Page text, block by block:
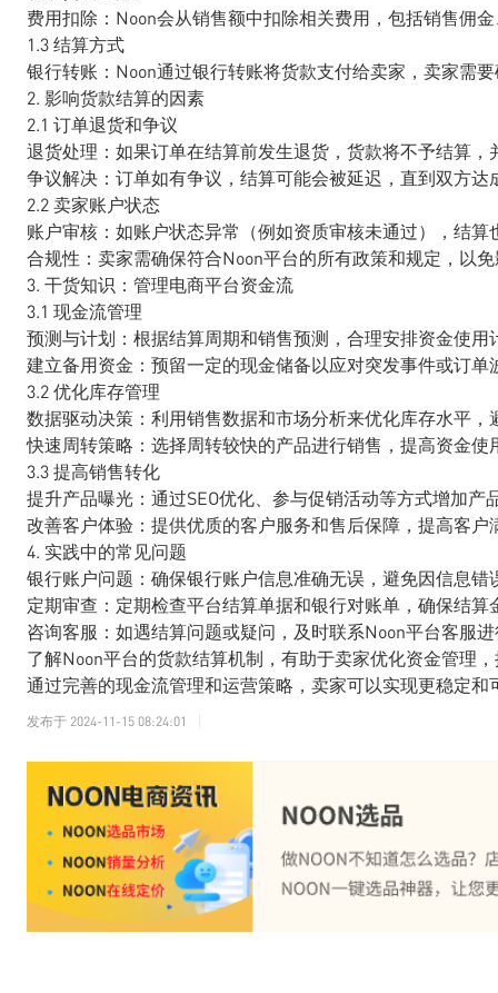
费用扣除：Noon会从销售额中扣除相关费用，包括销售佣
1.3 结算方式
银行转账：Noon通过银行转账将货款支付给卖家，卖家需
2. 影响货款结算的因素
2.1 订单退货和争议
退货处理：如果订单在结算前发生退货，货款将不予结算，
争议解决：订单如有争议，结算可能会被延迟，直到双方达
2.2 卖家账户状态
账户审核：如账户状态异常（例如资质审核未通过），结算
合规性：卖家需确保符合Noon平台的所有政策和规定，以
3. 干货知识：管理电商平台资金流
3.1 现金流管理
预测与计划：根据结算周期和销售预测，合理安排资金使
建立备用资金：预留一定的现金储备以应对突发事件或订单
3.2 优化库存管理
数据驱动决策：利用销售数据和市场分析来优化库存水平
快速周转策略：选择周转较快的产品进行销售，提高资金使
3.3 提高销售转化
提升产品曝光：通过SEO优化、参与促销活动等方式增加
改善客户体验：提供优质的客户服务和售后保障，提高客
4. 实践中的常见问题
银行账户问题：确保银行账户信息准确无误，避免因信息错
定期审查：定期检查平台结算单据和银行对账单，确保结算
咨询客服：如遇结算问题或疑问，及时联系Noon平台客服
了解Noon平台的货款结算机制，有助于卖家优化资金管理
通过完善的现金流管理和运营策略，卖家可以实现更稳定和
发布于 2024-11-15 08:24:01